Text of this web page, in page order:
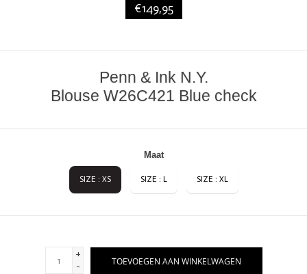
€149,95
Penn & Ink N.Y.
Blouse W26C421 Blue check
Maat
SIZE : XS SIZE : L SIZE : XL
+
-
TOEVOEGEN AAN WINKELWAGEN